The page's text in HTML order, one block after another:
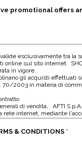
promotional offers
& CONDITIONS *